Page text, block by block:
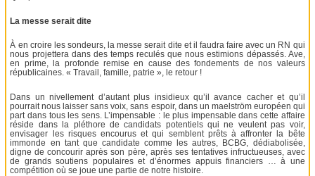
La messe serait dite
À en croire les sondeurs, la messe serait dite et il faudra faire avec un RN qui
nous projettera dans des temps reculés que nous estimions dépassés. Ave,
en prime, la profonde remise en cause des fondements de nos valeurs
républicaines. « Travail, famille, patrie », le retour !
Dans un nivellement d’autant plus insidieux qu’il avance cacher et qu’il
pourrait nous laisser sans voix, sans espoir, dans un maelström européen qui
part dans tous les sens. L’impensable : le plus impensable dans cette affaire
réside dans la pléthore de candidats potentiels qui ne veulent pas voir,
envisager les risques encourus et qui semblent prêts à affronter la bête
immonde en tant que candidate comme les autres, BCBG, dédiabolisée,
digne de concourir après son père, après ses tentatives infructueuses, avec
de grands soutiens populaires et d’énormes appuis financiers … à une
compétition où se joue une partie de notre histoire.